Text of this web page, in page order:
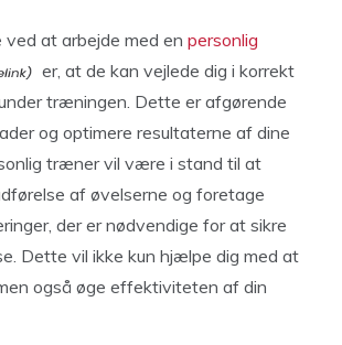
ved at arbejde med en personlig
er, at de kan vejlede dig i korrekt
træningen. Dette er afgørende
og optimere resultaterne af dine
træner vil være i stand til at
af øvelserne og foretage
der er nødvendige for at sikre
Dette vil ikke kun hjælpe dig med at
også øge effektiviteten af din